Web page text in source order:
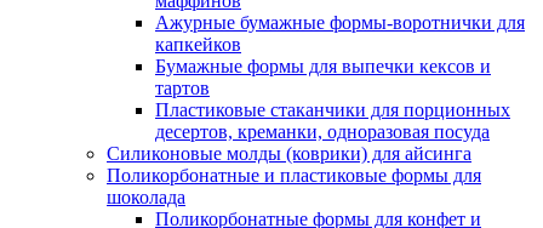
Ажурные бумажные формы-воротнички для
капкейков
Бумажные формы для выпечки кексов и
тартов
Пластиковые стаканчики для порционных
десертов, креманки, одноразовая посуда
Силиконовые молды (коврики) для айсинга
Поликорбонатные и пластиковые формы для
шоколада
Поликорбонатные формы для конфет и